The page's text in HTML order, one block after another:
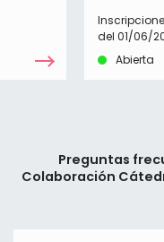
del 01/06/
Abierta
Preguntas
Colaboración